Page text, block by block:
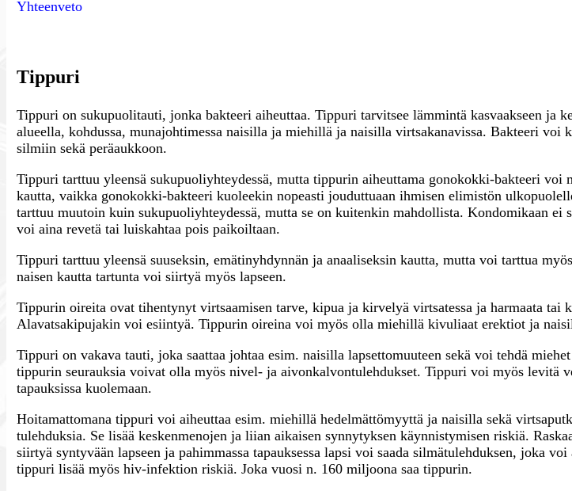
Yhteenveto
Tippuri
Tippuri on sukupuolitauti, jonka bakteeri aiheuttaa. Tippuri tarvitsee lämmintä kasvaakseen ja
alueella, kohdussa, munajohtimessa naisilla ja miehillä ja naisilla virtsakanavissa. Bakteeri voi
silmiin sekä peräaukkoon.
Tippuri tarttuu yleensä sukupuoliyhteydessä, mutta tippurin aiheuttama gonokokki-bakteeri voi
kautta, vaikka gonokokki-bakteeri kuoleekin nopeasti jouduttuaan ihmisen elimistön
tarttuu muutoin kuin sukupuoliyhteydessä, mutta se on kuitenkin mahdollista. Kondomikaan ei
voi aina revetä tai luiskahtaa pois paikoiltaan.
Tippuri tarttuu yleensä suuseksin, emätinyhdynnän ja anaaliseksin kautta, mutta voi tarttua
naisen kautta tartunta voi siirtyä myös lapseen.
Tippurin oireita ovat tihentynyt virtsaamisen tarve, kipua ja kirvelyä virtsatessa ja harmaata tai
Alavatsakipujakin voi esiintyä. Tippurin oireina voi myös olla miehillä kivuliaat erektiot ja
Tippuri on vakava tauti, joka saattaa johtaa esim. naisilla lapsettomuuteen sekä voi tehdä
tippurin seurauksia voivat olla myös nivel- ja aivonkalvontulehdukset. Tippuri voi myös levitä
tapauksissa kuolemaan.
Hoitamattomana tippuri voi aiheuttaa esim. miehillä hedelmättömyyttä ja naisilla sekä
tulehduksia. Se lisää keskenmenojen ja liian aikaisen synnytyksen käynnistymisen riskiä.
siirtyä syntyvään lapseen ja pahimmassa tapauksessa lapsi voi saada silmätulehduksen, joka
tippuri lisää myös hiv-infektion riskiä. Joka vuosi n. 160 miljoona saa tippurin.